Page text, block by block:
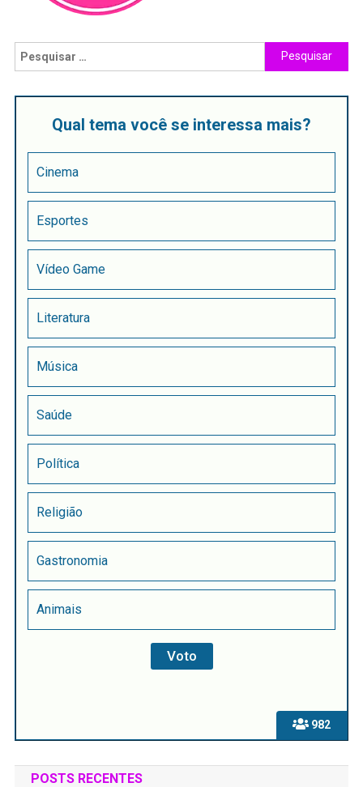
982
Qual tema você se interessa mais?
Cinema
Esportes
Vídeo Game
Literatura
Música
Saúde
Política
Religião
Gastronomia
Animais
POSTS RECENTES